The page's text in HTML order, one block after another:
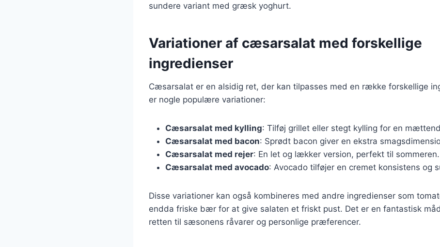
sundere variant med græsk yoghurt.
Variationer af cæsarsalat med forskellige
ingredienser
Cæsarsalat er en alsidig ret, der kan tilpasses med en række forskellige
er nogle populære variationer:
Cæsarsalat med kylling: Tilføj grillet eller stegt kylling for en
Cæsarsalat med bacon: Sprødt bacon giver en ekstra
Cæsarsalat med rejer: En let og lækker version, perfekt til sommeren.
Cæsarsalat med avocado: Avocado tilføjer en cremet konsistens og
Disse variationer kan også kombineres med andre ingredienser som
endda friske bær for at give salaten et friskt pust. Det er en fantastisk
retten til sæsonens råvarer og personlige præferencer.